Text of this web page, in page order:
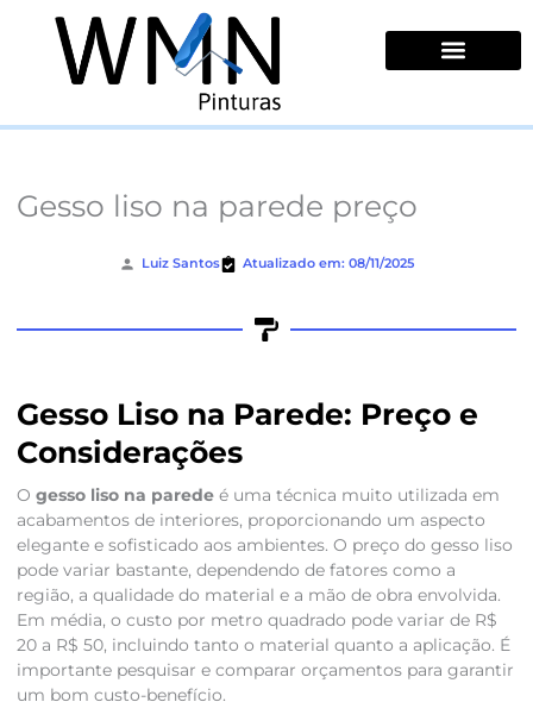
conteúdo
Gesso liso na parede preço
Luiz Santos Atualizado em: 08/11/2025
Gesso Liso na Parede: Preço e
Considerações
O gesso liso na paredeé uma técnica muito utilizada em
acabamentos de interiores, proporcionando um aspecto
elegante e sofisticado aos ambientes. O preço do gesso liso
pode variar bastante, dependendo de fatores como a
região, a qualidade do material e a mão de obra envolvida.
Em média, o custo por metro quadrado pode variar de R$
20 a R$ 50, incluindo tanto o material quanto a aplicação. É
importante pesquisar e comparar orçamentos para garantir
um bom custo-benefício.